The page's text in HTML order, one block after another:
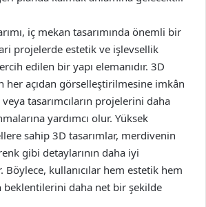
iç mekan tasarımında önemli bir
projelerde estetik ve işlevsellik
edilen bir yapı elemanıdır. 3D
her açıdan görselleştirilmesine imkân
tasarımcıların projelerini daha
yardımcı olur. Yüksek
sahip 3D tasarımlar, merdivenin
gibi detaylarının daha iyi
Böylece, kullanıcılar hem estetik hem
daha net bir şekilde